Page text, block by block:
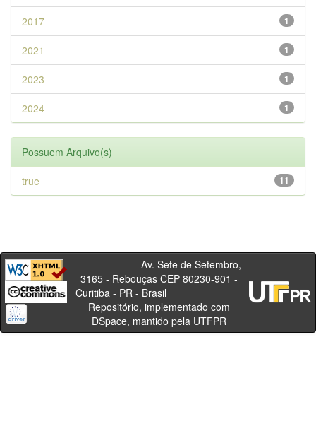
1
2017
1
2021
1
2023
1
2024
Possuem Arquivo(s)
11
true
Av. Sete de Setembro,
3165 - Rebouças CEP 80230-901 -
Curitiba - PR - Brasil
Repositório, implementado com
DSpace, mantido pela UTFPR